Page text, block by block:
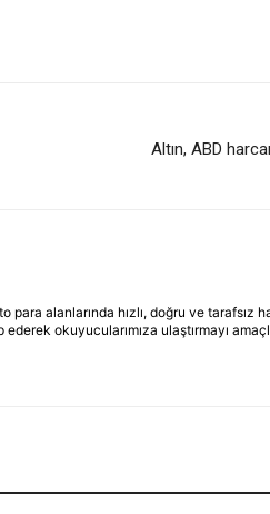
Altın, ABD
alanlarında hızlı, doğru ve tarafsız
okuyucularımıza ulaştırmayı